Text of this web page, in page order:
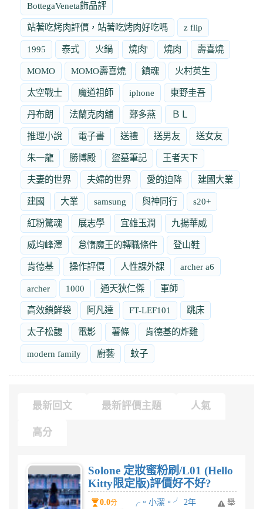
BottegaVeneta飾品評
站著吃烤肉評價，站著吃烤肉好吃嗎 z flip
1995 泰式 火鍋 燒肉' 燒肉 壽喜燒
MOMO MOMO壽喜燒 鎮魂 火村英生
太空戰士 魔道祖師 iphone 東野圭吾
丹布朗 法蘭克肉舖 鄭多燕 ＢＬ
推理小說 電子書 送禮 送男友 送女友
朱一龍 勝博殿 盜墓筆記 王者天下
夫妻的世界 夫婦的世界 愛的迫降 建國大業
建國 大業 samsung 與神同行 s20+
紅粉驚魂 展志學 宜雄玉潤 九揚華威
威均峰澤 怠惰魔王的轉職條件 登山鞋
肯德基 操作評價 人性課外課 archer a6
archer 1000 通天狄仁傑 軍師
高效鎖鮮袋 阿凡達 FT-LEF101 跳床
太子松馥 電影 薯條 肯德基的炸雞
modern family 廚藝 蚊子
最新回文 最新評價主題 人氣
高分
Solone 定妝蜜粉刷/L01 (Hello
Kitty限定版)評價好不好?
0.0分
╭。小潔。╯ 2年
舉